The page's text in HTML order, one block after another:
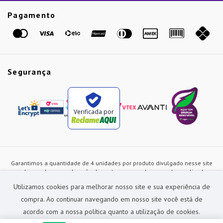
Utilizamos cookies para melhorar nosso site e sua experiência de
compra. Ao continuar navegando em nosso site você está de
acordo com a nossa política quanto a utilização de cookies.
Pagamento
Segurança
Verificada por
Garantimos a quantidade de 4 unidades por produto divulgado nesse site
ou de acordo com a duração dos estoques, sendo as vendas realizadas
alterados a qualquer instante sem prévia comunicação e são exclusivos
para a loja virtual, não restando nenhuma obrigação de prática similar nas
lojas físicas da rede Preçolandia. Todas as imagens dos produtos são
meramente ilustrativas.